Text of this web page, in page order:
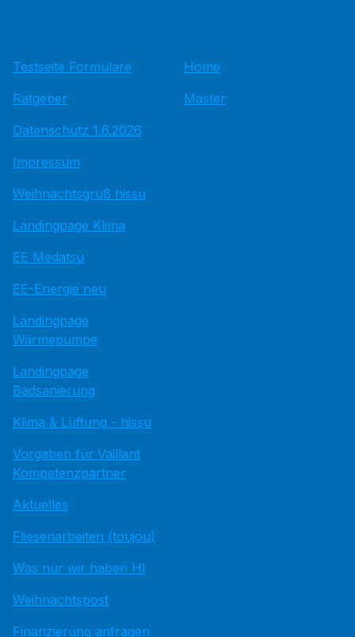
Testseite Formulare
Ratgeber
Datenschutz 1.6.2026
Impressum
Weihnachtsgruß hissu
Landingpage Klima
EE Medatsu
EE-Energie neu
Landingpage
Wärmepumpe
Landingpage
Badsanierung
Klima & Lüftung - hissu
Vorgaben für Vaillant
Kompetenzpartner
Aktuelles
Fliesenarbeiten (toujou)
Was nur wir haben HI
Weihnachtspost
Finanzierung anfragen
Home
Master